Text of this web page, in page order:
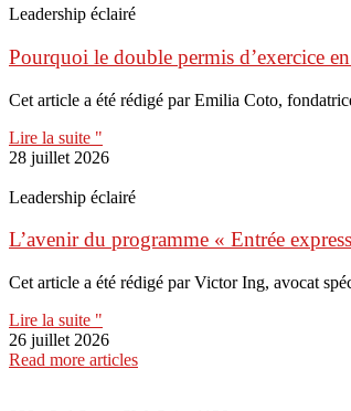
Leadership éclairé
Pourquoi le double permis d’exercice
Cet article a été rédigé par Emilia Coto,
Lire la suite "
28 juillet 2026
Leadership éclairé
L’avenir du programme « Entrée
Cet article a été rédigé par Victor Ing, avocat
Lire la suite "
26 juillet 2026
Read more articles